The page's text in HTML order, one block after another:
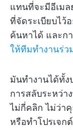
แทนที่จะมีอีเมล
ที่จัดระเบียบไว้
ค้นหาได้ และก
ให้ทีมทำงานร่
มันทำงานได้ทั้
การสลับระหว่า
ไม่กี่คลิก ไม่ว่า
หรือทำโปรเจก